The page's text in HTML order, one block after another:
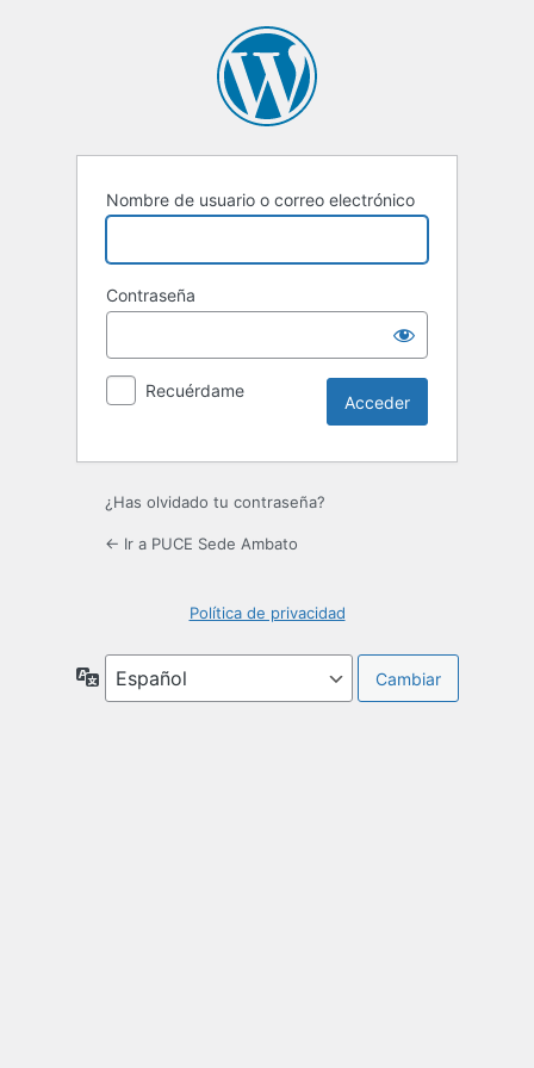
Nombre de usuario o correo electrónico
Contraseña
Recuérdame
¿Has olvidado tu contraseña?
← Ir a PUCE Sede Ambato
Política de privacidad
Idioma